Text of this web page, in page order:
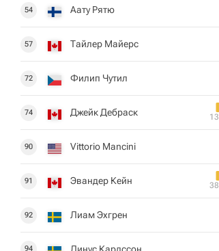
54 Аату Рятю
57 Тайлер Майерс
72 Филип Чутил
74 Джейк Дебраск
90 Vittorio Mancini
91 Эвандер Кейн
92 Лиам Эхгрен
94 Линус Карлссон